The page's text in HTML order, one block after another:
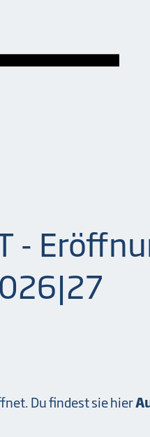
-
Du findest sie hier